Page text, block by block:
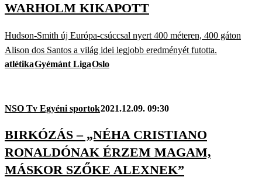
WARHOLM KIKAPOTT
Hudson-Smith új Európa-csúccsal nyert 400 méteren, 400 gáton
Alison dos Santos a világ idei legjobb eredményét futotta.
atlétikaGyémánt LigaOslo
NSO Tv Egyéni sportok2021.12.09. 09:30
BIRKÓZÁS – „NÉHA CRISTIANO
RONALDÓNAK ÉRZEM MAGAM,
MÁSKOR SZŐKE ALEXNEK”